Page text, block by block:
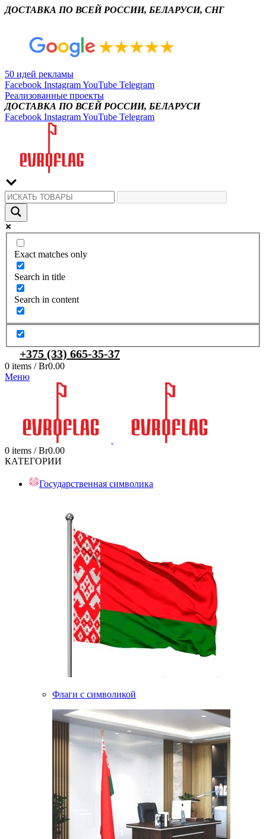
ДОСТАВКА ПО ВСЕЙ РОССИИ, БЕЛАРУСИ, СНГ
50 идей рекламы
Facebook InstagramYouTube Telegram
Реализованные проекты
ДОСТАВКА ПО ВСЕЙ РОССИИ, БЕЛАРУСИ
Facebook InstagramYouTube Telegram
Exact matches only
Search in title
Search in content
+375 (33) 665-35-37
0 items / Br0.00
Меню
0 items / Br0.00
КАТЕГОРИИ
Государственная символика
Флаги с символикой